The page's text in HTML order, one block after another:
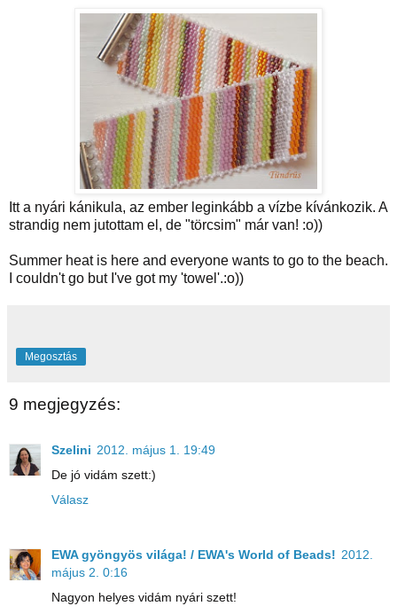
Itt a nyári kánikula, az ember leginkább a vízbe kívánkozik. A
strandig nem jutottam el, de "törcsim" már van! :o))
Summer heat is here and everyone wants to go to the beach.
I couldn't go but I've got my 'towel'.:o))
Megosztás
9 megjegyzés:
Szelini 2012. május 1. 19:49
De jó vidám szett:)
Válasz
EWA gyöngyös világa! / EWA's World of Beads! 2012.
május 2. 0:16
Nagyon helyes vidám nyári szett!